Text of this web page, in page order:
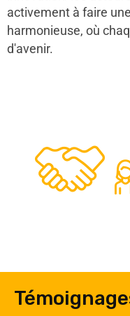
activement à faire
harmonieuse, où
d'avenir.